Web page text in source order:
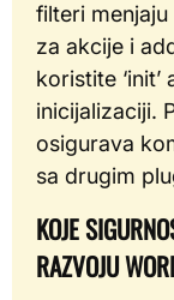
filteri
za akcije i
koristite
inicijalizaciji.
osigurava
sa drugim
KOJE
RAZVOJU